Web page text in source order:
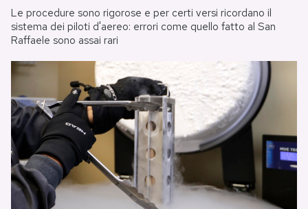
Le procedure sono rigorose e per certi versi ricordano il
sistema dei piloti d'aereo: errori come quello fatto al San
Raffaele sono assai rari